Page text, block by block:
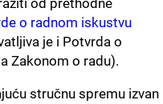
od prethodne
o radnom iskustvu
je i Potvrda o
Zakonom o radu).
stručnu spremu izvan